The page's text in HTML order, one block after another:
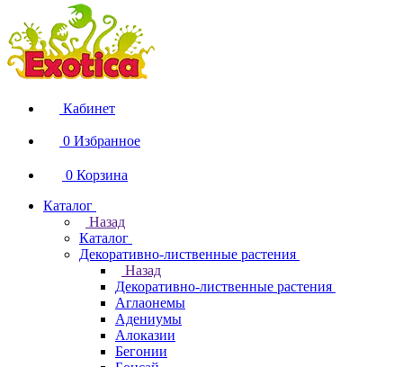
Кабинет
0 Избранное
0 Корзина
Каталог
Назад
Каталог
Декоративно-лиственные растения
Назад
Декоративно-лиственные растения
Аглаонемы
Адениумы
Алоказии
Бегонии